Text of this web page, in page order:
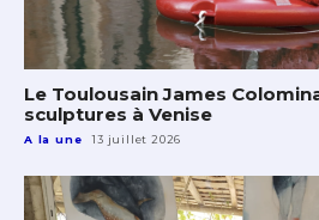
Le Toulousain James
sculptures à Venise
A la une 13 juillet 2026